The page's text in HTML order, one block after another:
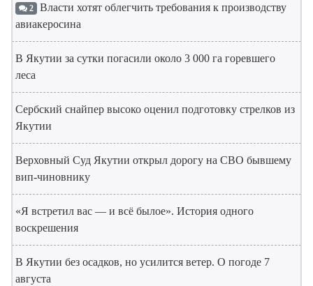
2 Власти хотят облегчить требования к производству
авиакеросина
В Якутии за сутки погасили около 3 000 га горевшего
леса
Сербский снайпер высоко оценил подготовку стрелков из
Якутии
Верховный Суд Якутии открыл дорогу на СВО бывшему
вип-чиновнику
«Я встретил вас — и всё былое». История одного
воскрешения
В Якутии без осадков, но усилится ветер. О погоде 7
августа